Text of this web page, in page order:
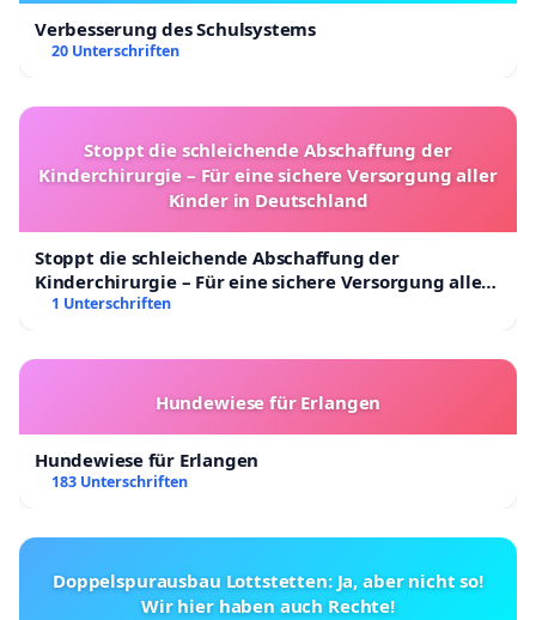
Verbesserung des Schulsystems
20 Unterschriften
Stoppt die schleichende Abschaffung der
Kinderchirurgie – Für eine sichere Versorgung aller
Kinder in Deutschland
Stoppt die schleichende Abschaffung der
Kinderchirurgie – Für eine sichere Versorgung aller
Kinder in Deutschland
1 Unterschriften
Hundewiese für Erlangen
Hundewiese für Erlangen
183 Unterschriften
Doppelspurausbau Lottstetten: Ja, aber nicht so!
Wir hier haben auch Rechte!